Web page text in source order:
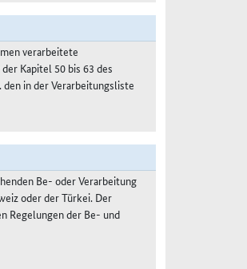
verarbeitete
Kapitel 50 bis 63 des
in der Verarbeitungsliste
Be- oder Verarbeitung
oder der Türkei. Der
Regelungen der Be- und